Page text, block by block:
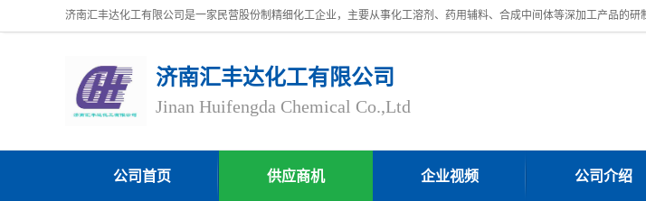
济南汇丰达化工有限公司
Jinan Huifengda Chemical Co.,Ltd
公司首页 供应商机 企业视频 公司介绍